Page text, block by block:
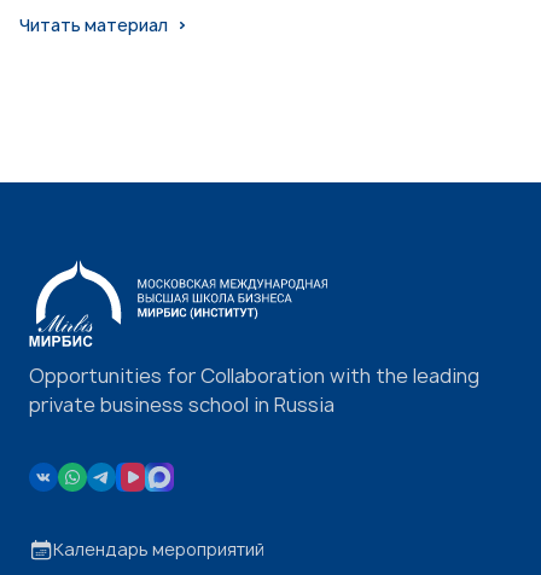
Читать материал
Opportunities for Collaboration with the leading
private business school in Russia
Календарь мероприятий